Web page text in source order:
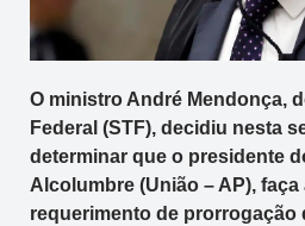
O ministro André Mendonça,
Federal (STF), decidiu nesta
determinar que o presidente
Alcolumbre (União – AP),
requerimento de prorrogação